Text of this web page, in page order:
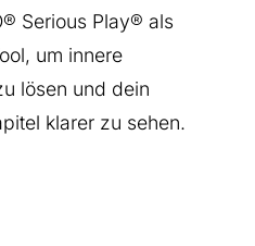
Serious Play® als
um innere
lösen und dein
klarer zu sehen.